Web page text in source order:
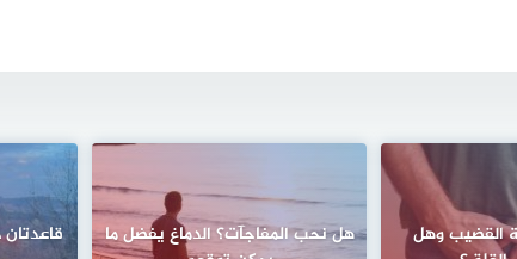
القضيب وهل
هل نحب المفاجآت؟ الدماغ يفضل ما